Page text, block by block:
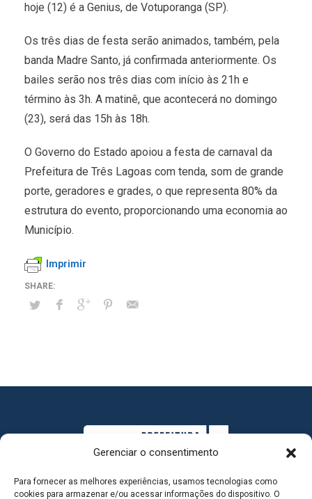
Gerenciar o consentimento
Para fornecer as melhores experiências, usamos tecnologias como
cookies para armazenar e/ou acessar informações do dispositivo. O
hoje (12) é a Genius, de Votuporanga (SP).
Os três dias de festa serão animados, também, pela
banda Madre Santo, já confirmada anteriormente. Os
bailes serão nos três dias com início às 21h e
término às 3h. A matinê, que acontecerá no domingo
(23), será das 15h às 18h.
O Governo do Estado apoiou a festa de carnaval da
Prefeitura de Três Lagoas com tenda, som de grande
porte, geradores e grades, o que representa 80% da
estrutura do evento, proporcionando uma economia ao
Município.
Imprimir